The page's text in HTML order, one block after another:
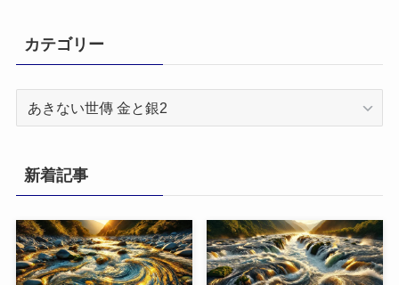
カテゴリー
リ
ー
新着記事